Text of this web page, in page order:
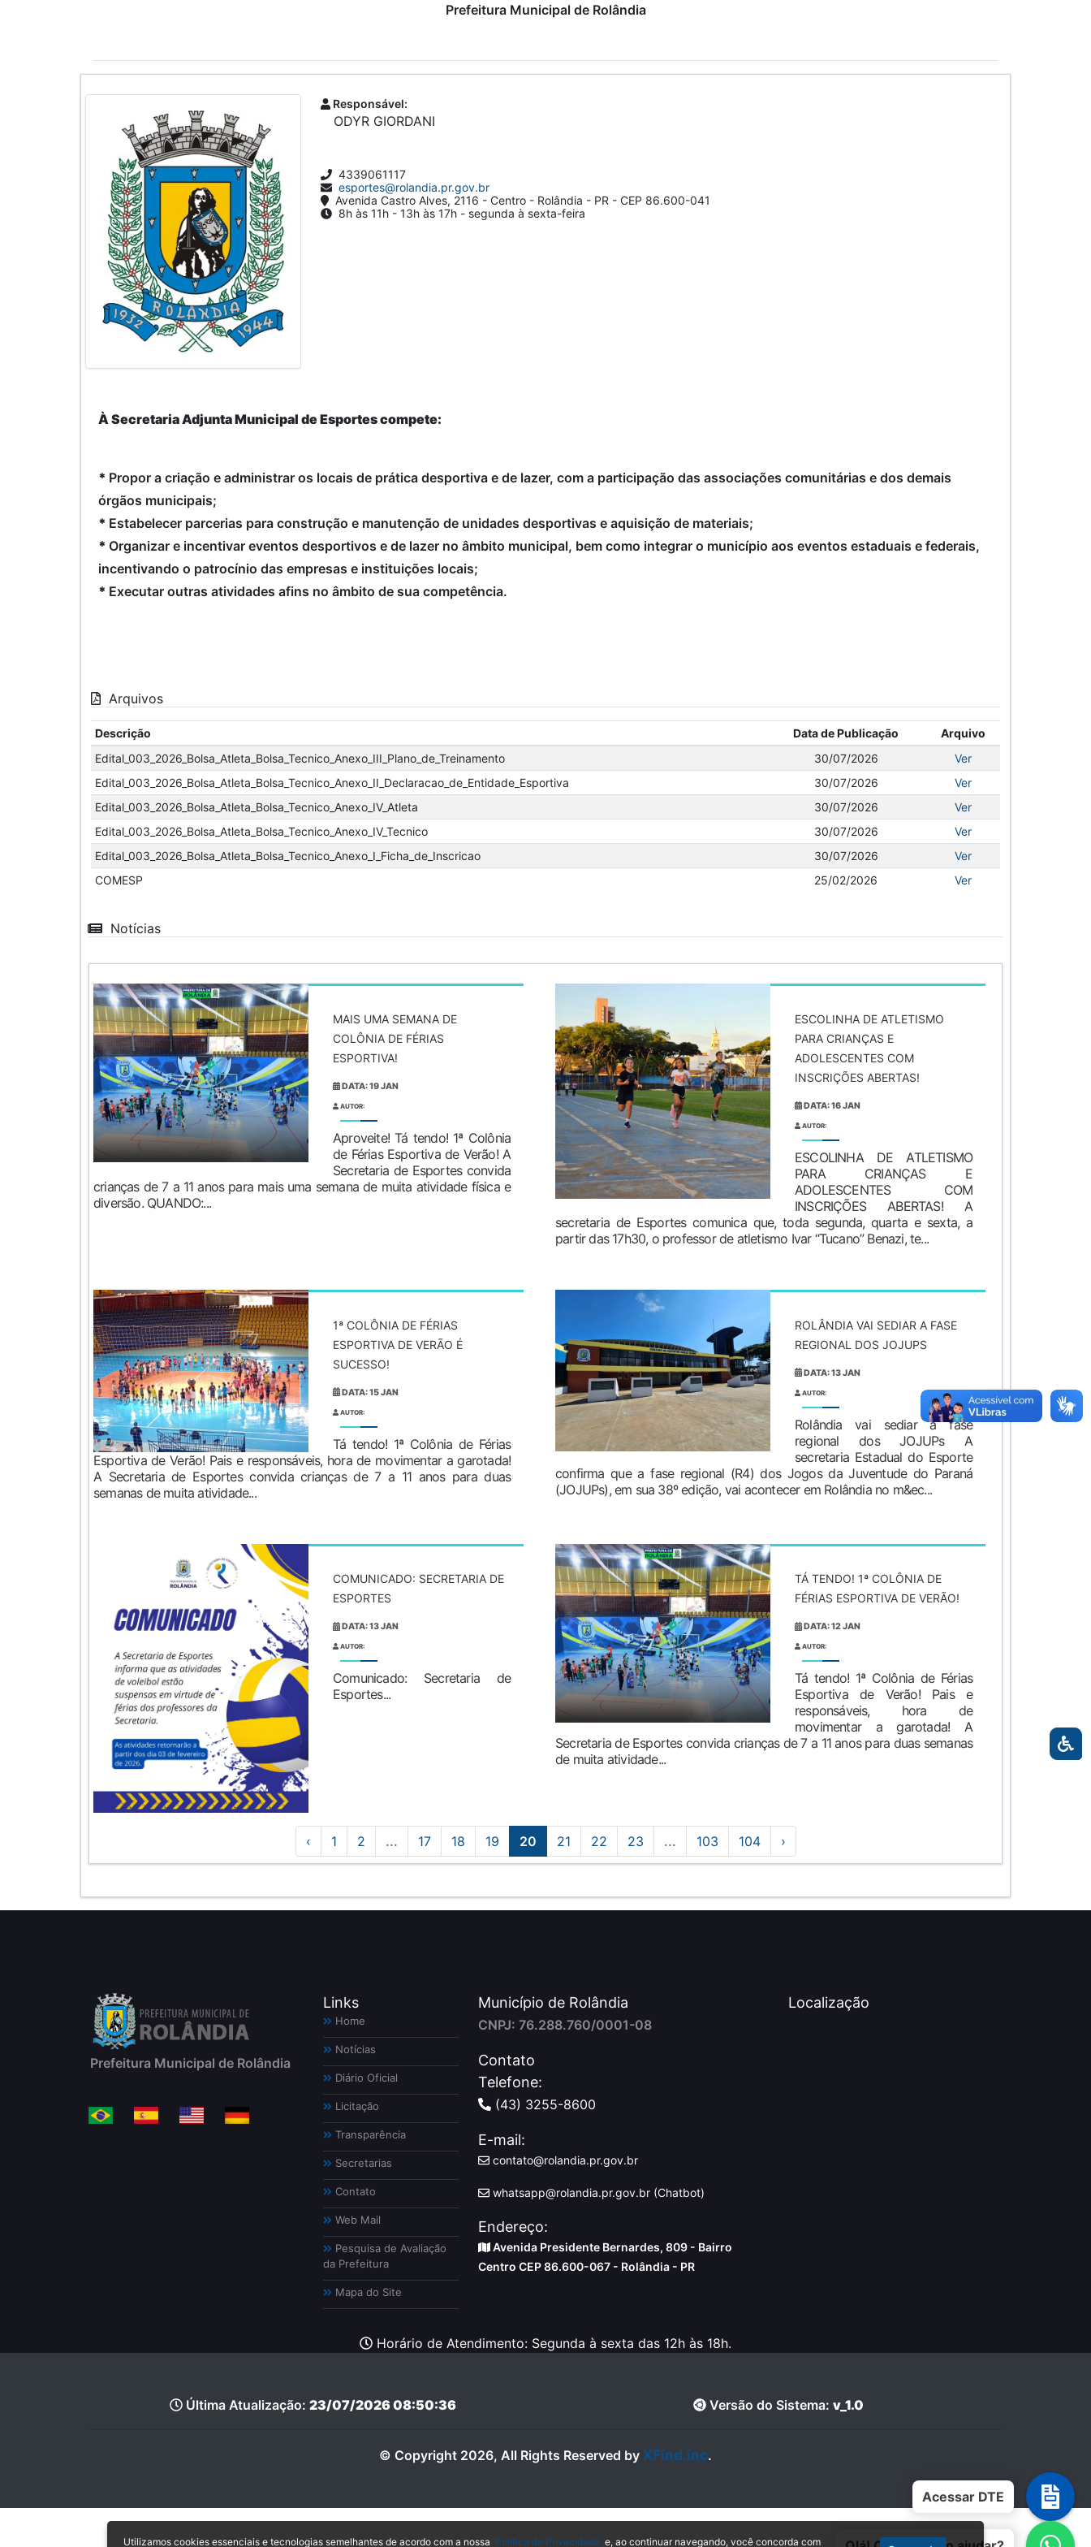
Prefeitura Municipal de Rolândia
Responsável:
ODYR GIORDANI
4339061117
esportes@rolandia.pr.gov.br
Avenida Castro Alves, 2116 - Centro - Rolândia - PR - CEP 86.600-041
8h às 11h - 13h às 17h - segunda à sexta-feira
À Secretaria Adjunta Municipal de Esportes compete:
* Propor a criação e administrar os locais de prática desportiva e de lazer, com a participação das associações comunitárias e dos demais
órgãos municipais;
* Estabelecer parcerias para construção e manutenção de unidades desportivas e aquisição de materiais;
* Organizar e incentivar eventos desportivos e de lazer no âmbito municipal, bem como integrar o município aos eventos estaduais e federais,
incentivando o patrocínio das empresas e instituições locais;
* Executar outras atividades afins no âmbito de sua competência.
Arquivos
Descrição Data de Publicação
Arquivo
Edital_003_2026_Bolsa_Atleta_Bolsa_Tecnico_Anexo_III_Plano_de_Treinamento
30/07/2026
Ver
Edital_003_2026_Bolsa_Atleta_Bolsa_Tecnico_Anexo_II_Declaracao_de_Entidade_Esportiva
30/07/2026
Ver
Edital_003_2026_Bolsa_Atleta_Bolsa_Tecnico_Anexo_IV_Atleta
30/07/2026
Ver
Edital_003_2026_Bolsa_Atleta_Bolsa_Tecnico_Anexo_IV_Tecnico
30/07/2026
Ver
Edital_003_2026_Bolsa_Atleta_Bolsa_Tecnico_Anexo_I_Ficha_de_Inscricao
30/07/2026
Ver
COMESP
25/02/2026 Ver
Notícias
MAIS UMA SEMANA DE
COLÔNIA DE FÉRIAS
ESPORTIVA!
DATA: 19 JAN
AUTOR:
Aproveite! Tá tendo! 1ª Colônia
de Férias Esportiva de Verão! A
Secretaria de Esportes convida
crianças de 7 a 11 anos para mais uma semana de muita atividade física e
diversão. QUANDO:...
ESCOLINHA DE ATLETISMO
PARA CRIANÇAS E
ADOLESCENTES COM
INSCRIÇÕES ABERTAS!
DATA: 16 JAN
AUTOR:
ESCOLINHA DE ATLETISMO
PARA CRIANÇAS E
ADOLESCENTES COM
INSCRIÇÕES ABERTAS! A
secretaria de Esportes comunica que, toda segunda, quarta e sexta, a
partir das 17h30, o professor de atletismo Ivar “Tucano” Benazi, te...
1ª COLÔNIA DE FÉRIAS
ESPORTIVA DE VERÃO É
SUCESSO!
DATA: 15 JAN
AUTOR:
Tá tendo! 1ª Colônia de Férias
Esportiva de Verão! Pais e responsáveis, hora de movimentar a garotada!
A Secretaria de Esportes convida crianças de 7 a 11 anos para duas
semanas de muita atividade...
ROLÂNDIA VAI SEDIAR A FASE
REGIONAL DOS JOJUPS
DATA: 13 JAN
AUTOR:
Rolândia vai sediar a fase
regional dos JOJUPs A
secretaria Estadual do Esporte
confirma que a fase regional (R4) dos Jogos da Juventude do Paraná
(JOJUPs), em sua 38º edição, vai acontecer em Rolândia no m&ec...
COMUNICADO: SECRETARIA DE
ESPORTES
DATA: 13 JAN
AUTOR:
Comunicado: Secretaria de
Esportes...
TÁ TENDO! 1ª COLÔNIA DE
FÉRIAS ESPORTIVA DE VERÃO!
DATA: 12 JAN
AUTOR:
Tá tendo! 1ª Colônia de Férias
Esportiva de Verão! Pais e
responsáveis, hora de
movimentar a garotada! A
Secretaria de Esportes convida crianças de 7 a 11 anos para duas semanas
de muita atividade...
‹ 1 2 ... 17 18 19 20 21 22 23 ... 103 104 ›
Acessar DTE
Prefeitura Municipal de Rolândia
Links
Home
Notícias
Diário Oficial
Licitação
Transparência
Secretarias
Contato
Web Mail
Pesquisa de Avaliação
da Prefeitura
Mapa do Site
Município de Rolândia
CNPJ: 76.288.760/0001-08
Contato
Telefone:
(43) 3255-8600
E-mail:
contato@rolandia.pr.gov.br
whatsapp@rolandia.pr.gov.br (Chatbot)
Endereço:
Avenida Presidente Bernardes, 809 - Bairro
Centro CEP 86.600-067 - Rolândia - PR
Localização
Horário de Atendimento: Segunda à sexta das 12h às 18h.
Última Atualização: 23/07/2026 08:50:36 Versão do Sistema: v_1.0
© Copyright 2026, All Rights Reserved by XFind.inc.
Utilizamos cookies essenciais e tecnologias semelhantes de acordo com a nossa Política de Privacidade e, ao continuar navegando, você concorda com